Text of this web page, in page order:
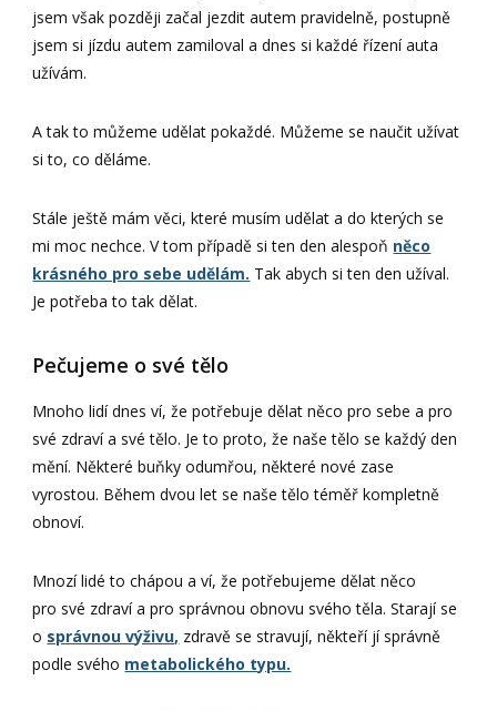
jsem však později začal jezdit autem pravidelně, postupně
jsem si jízdu autem zamiloval a dnes si každé řízení auta
užívám.
A tak to můžeme udělat pokaždé. Můžeme se naučit užívat
si to, co děláme.
Stále ještě mám věci, které musím udělat a do kterých se
mi moc nechce. V tom případě si ten den alespoň něco
krásného pro sebe udělám. Tak abych si ten den užíval.
Je potřeba to tak dělat.
Pečujeme o své tělo
Mnoho lidí dnes ví, že potřebuje dělat něco pro sebe a pro
své zdraví a své tělo. Je to proto, že naše tělo se každý den
mění. Některé buňky odumřou, některé nové zase
vyrostou. Během dvou let se naše tělo téměř kompletně
obnoví.
Mnozí lidé to chápou a ví, že potřebujeme dělat něco
pro své zdraví a pro správnou obnovu svého těla. Starají se
o správnou výživu, zdravě se stravují, někteří jí správně
podle svého metabolického typu.